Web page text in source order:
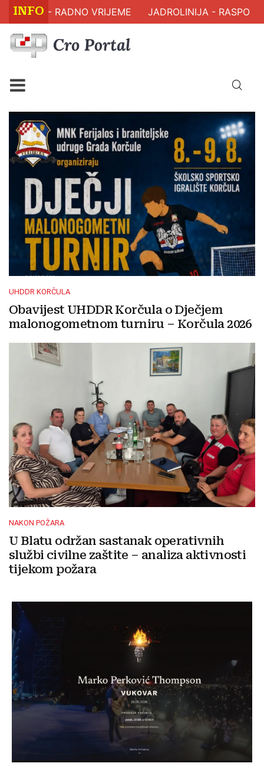
INFO
- RADNO VRIJEME JADROLINIJA - RASPORED
UHDDR KORČULA
Obavijest UHDDR Korčula o Dječjem
malonogometnom turniru – Korčula 2026
NAKON POŽARA
U Blatu održan sastanak operativnih
službi civilne zaštite – analiza aktivnosti
tijekom požara